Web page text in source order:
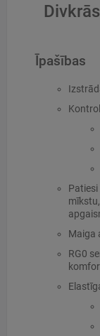
Īpašības
Maiga
RG0